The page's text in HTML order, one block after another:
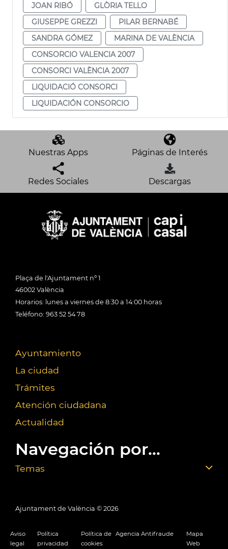
JOAN RIBÓ
GLÒRIA TELLO
GIUSEPPE GREZZI
PILAR BERNABÉ
SANDRA GÓMEZ
MARINA DE VALÈNCIA
CONSORCIO VALENCIA 2007
CONSORCI VALÈNCIA 2007
LIQUIDACIÓ CONSORCI
LIQUIDACIÓN CONSORCIO
Nuestras Apps Páginas de Interés
Redes Sociales Descargas
Plaça de l'Ajuntament nº 1
46002 València
Horarios: lunes a viernes de 8:30 a 14:00 horas
Teléfono: 963 52 54 78
Ayuntamiento
La ciudad
Trámites
Atención ciudadana
Actualidad
Navegación por...
Temas
Ajuntament de València © 2026
Aviso
legal
Política
privacidad
Política de
cookies
Agencia Antifraude
Mapa
Web